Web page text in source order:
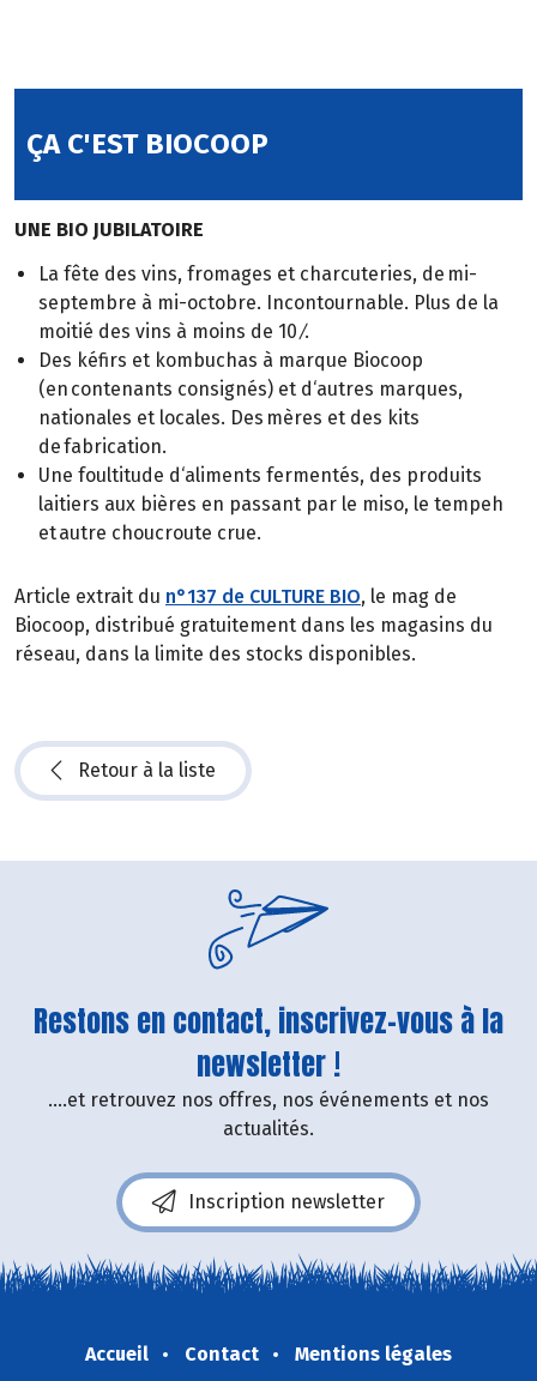
ÇA C'EST BIOCOOP
UNE BIO JUBILATOIRE
La fête des vins, fromages et charcuteries, de mi-
septembre à mi-octobre. Incontournable. Plus de la
moitié des vins à moins de 10 ⁄.
Des kéfirs et kombuchas à marque Biocoop
(en contenants consignés) et d‘autres marques,
nationales et locales. Des mères et des kits
de fabrication.
Une foultitude d‘aliments fermentés, des produits
laitiers aux bières en passant par le miso, le tempeh
et autre choucroute crue.
Article extrait du n°137 de CULTURE BIO, le mag de
Biocoop, distribué gratuitement dans les magasins du
réseau, dans la limite des stocks disponibles.
Retour à la liste
Restons en contact, inscrivez-vous à la
newsletter !
....et retrouvez nos offres, nos événements et nos
actualités.
Inscription newsletter
Accueil Contact
Mentions légales